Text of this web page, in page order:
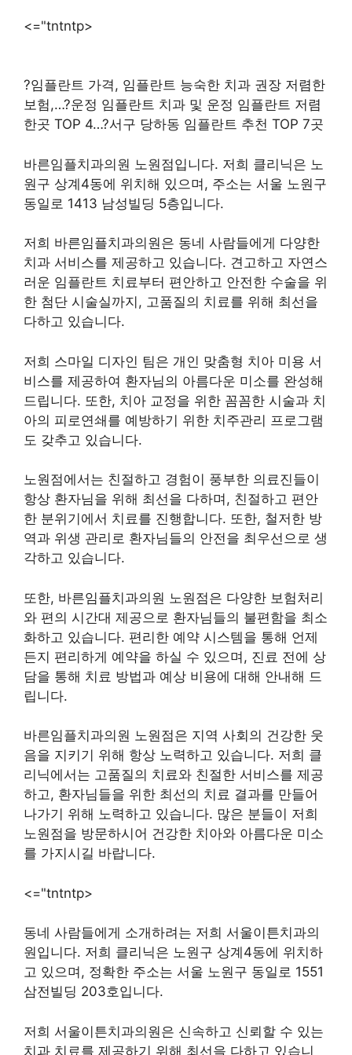
<="tntntp>
?임플란트 가격, 임플란트 능숙한 치과 권장 저렴한
보험,…?운정 임플란트 치과 및 운정 임플란트 저렴
한곳 TOP 4…?서구 당하동 임플란트 추천 TOP 7곳
바른임플치과의원 노원점입니다. 저희 클리닉은 노
원구 상계4동에 위치해 있으며, 주소는 서울 노원구
동일로 1413 남성빌딩 5층입니다.
저희 바른임플치과의원은 동네 사람들에게 다양한
치과 서비스를 제공하고 있습니다. 견고하고 자연스
러운 임플란트 치료부터 편안하고 안전한 수술을 위
한 첨단 시술실까지, 고품질의 치료를 위해 최선을
다하고 있습니다.
저희 스마일 디자인 팀은 개인 맞춤형 치아 미용 서
비스를 제공하여 환자님의 아름다운 미소를 완성해
드립니다. 또한, 치아 교정을 위한 꼼꼼한 시술과 치
아의 피로연쇄를 예방하기 위한 치주관리 프로그램
도 갖추고 있습니다.
노원점에서는 친절하고 경험이 풍부한 의료진들이
항상 환자님을 위해 최선을 다하며, 친절하고 편안
한 분위기에서 치료를 진행합니다. 또한, 철저한 방
역과 위생 관리로 환자님들의 안전을 최우선으로 생
각하고 있습니다.
또한, 바른임플치과의원 노원점은 다양한 보험처리
와 편의 시간대 제공으로 환자님들의 불편함을 최소
화하고 있습니다. 편리한 예약 시스템을 통해 언제
든지 편리하게 예약을 하실 수 있으며, 진료 전에 상
담을 통해 치료 방법과 예상 비용에 대해 안내해 드
립니다.
바른임플치과의원 노원점은 지역 사회의 건강한 웃
음을 지키기 위해 항상 노력하고 있습니다. 저희 클
리닉에서는 고품질의 치료와 친절한 서비스를 제공
하고, 환자님들을 위한 최선의 치료 결과를 만들어
나가기 위해 노력하고 있습니다. 많은 분들이 저희
노원점을 방문하시어 건강한 치아와 아름다운 미소
를 가지시길 바랍니다.
<="tntntp>
동네 사람들에게 소개하려는 저희 서울이튼치과의
원입니다. 저희 클리닉은 노원구 상계4동에 위치하
고 있으며, 정확한 주소는 서울 노원구 동일로 1551
삼전빌딩 203호입니다.
저희 서울이튼치과의원은 신속하고 신뢰할 수 있는
치과 치료를 제공하기 위해 최선을 다하고 있습니